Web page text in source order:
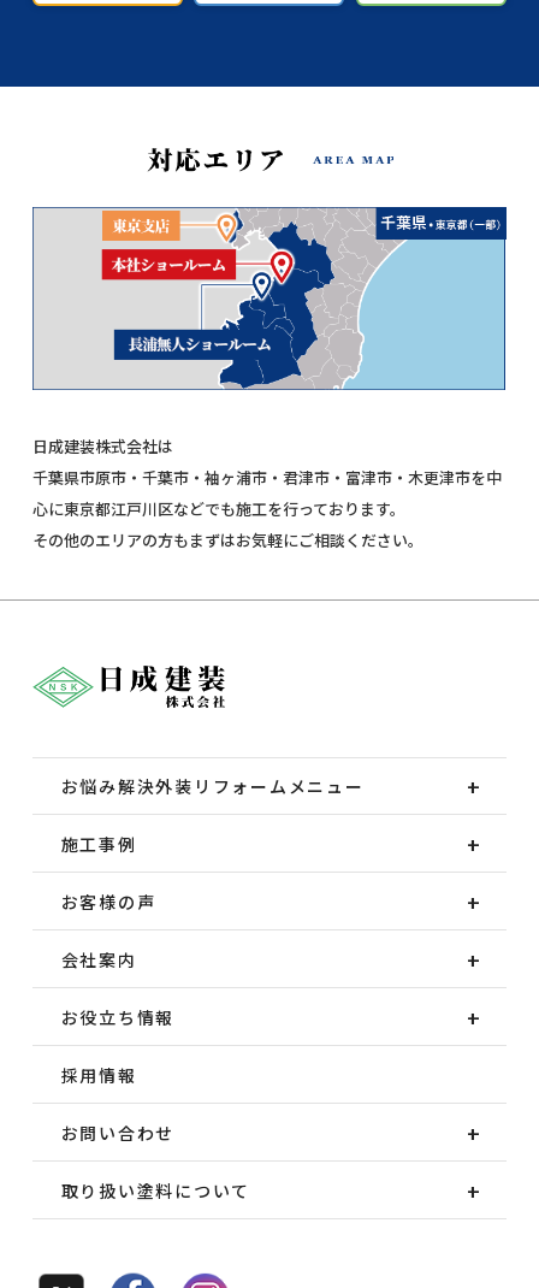
日成建装株式会社は
千葉県市原市・千葉市・袖ヶ浦市・君津市・富津市・木更津市を中
心に東京都江戸川区などでも施工を行っております。
その他のエリアの方もまずはお気軽にご相談ください。
お悩み解決外装 リフォームメニュー
施工事例
お客様の声
会社案内
お役立ち情報
採用情報
お問い合わせ
取り扱い塗料について